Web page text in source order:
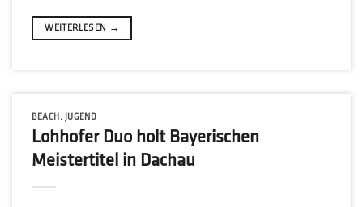
WEITERLESEN →
BEACH , JUGEND
Lohhofer Duo holt Bayerischen
Meistertitel in Dachau